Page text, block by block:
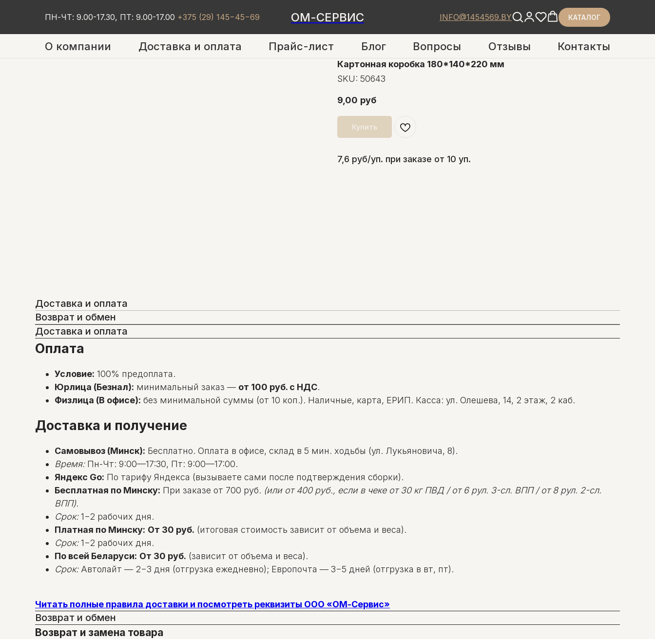
ПН-ЧТ: 9.00-17.30, ПТ: 9.00-17.00 +375 (29) 145−45−69 ОМ-СЕРВИС INFO@1454569.BY КАТАЛОГ
О компании Доставка и оплата Прайс-лист Блог Вопросы Отзывы Контакты
Картонная коробка 180*140*220 мм
SKU: 50643
9,00 руб
Купить
7,6 руб/уп. при заказе от 10 уп.
Доставка и оплата
Возврат и обмен
Доставка и оплата
Оплата
Условие: 100% предоплата.
Юрлица (Безнал): минимальный заказ — от 100 руб. с НДС.
Физлица (В офисе): без минимальной суммы (от 10 коп.). Наличные, карта, ЕРИП. Касса: ул. Олешева, 14, 2 этаж, 2 каб.
Доставка и получение
Самовывоз (Минск): Бесплатно. Оплата в офисе, склад в 5 мин. ходьбы (ул. Лукьяновича, 8).
Время:Пн-Чт: 9:00—17:30, Пт: 9:00—17:00.
Яндекс Go: По тарифу Яндекса (вызываете сами после подтверждения сборки).
Бесплатная по Минску: При заказе от 700 руб. (или от 400 руб., если в чеке от 30 кг ПВД / от 6 рул. 3-сл. ВПП / от 8 рул. 2-сл.
ВПП).
Срок:1−2 рабочих дня.
Платная по Минску: От 30 руб. (итоговая стоимость зависит от объема и веса).
Срок:1−2 рабочих дня.
По всей Беларуси: От 30 руб. (зависит от объема и веса).
Срок:Автолайт — 2−3 дня (отгрузка ежедневно); Европочта — 3−5 дней (отгрузка в вт, пт).
Читать полные правила доставки и посмотреть реквизиты ООО «ОМ-Сервис»
Возврат и обмен
Возврат и замена товара